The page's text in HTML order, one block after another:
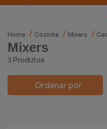
Home Cozinha Mixers
Mixers
3 Produtos
Ordenar por
Coifas
Panelas Elétricas